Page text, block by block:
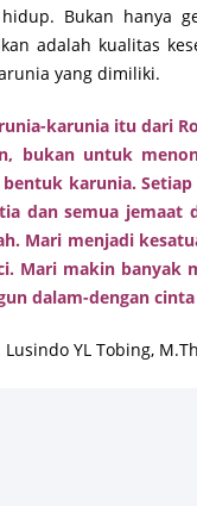
Bukan hanya
adalah kualitas
yang dimiliki.
karunia itu dari
bukan untuk
karunia.
dan semua jemaat
Mari menjadi
Mari makin banyak
dalam-dengan
YL Tobing,